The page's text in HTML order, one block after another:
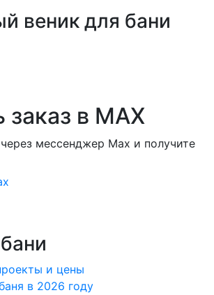
веник для бани
заказ в MAX
мессенджер Max и получите
и цены
в 2026 году